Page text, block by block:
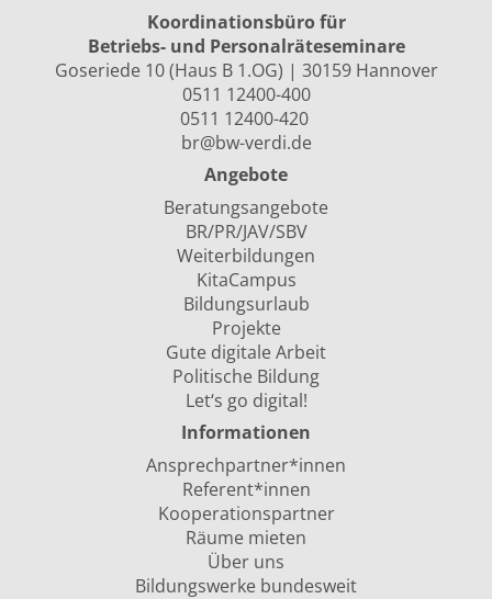
Koordinationsbüro für
Betriebs- und Personalräte­seminare
Goseriede 10 (Haus B 1.OG) | 30159 Hannover
0511 12400-400
0511 12400-420
br@bw-verdi.de
Angebote
Beratungsangebote
BR/PR/JAV/SBV
Weiterbildungen
KitaCampus
Bildungsurlaub
Projekte
Gute digitale Arbeit
Politische Bildung
Let‘s go digital!
Informationen
Ansprechpartner*innen
Referent*innen
Kooperationspartner
Räume mieten
Über uns
Bildungswerke bundesweit